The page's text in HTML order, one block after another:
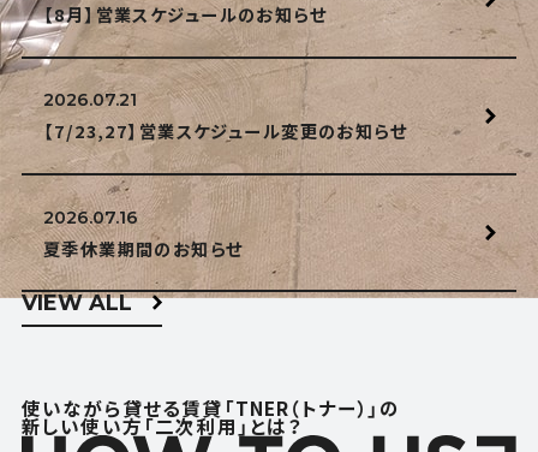
【8月】営業スケジュールのお知らせ
2026.07.21
【7/23,27】営業スケジュール変更のお知らせ
2026.07.16
夏季休業期間のお知らせ
VIEW ALL
使いながら貸せる賃貸「TNER（トナー）」の
新しい使い方「二次利用」とは？